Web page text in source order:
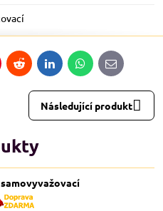
RedditLinkedInWhatsApp
E-
mail
Následující produkt